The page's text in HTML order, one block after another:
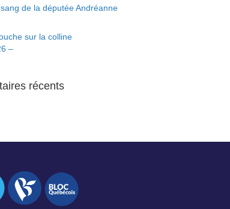
de la députée Andréanne
sur la colline
–
récents